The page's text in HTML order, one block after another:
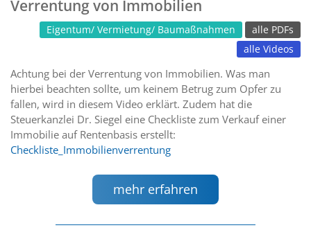
Verrentung von Immobilien
Eigentum/ Vermietung/ Baumaßnahmen
alle PDFs
alle Videos
Achtung bei der Verrentung von Immobilien. Was man
hierbei beachten sollte, um keinem Betrug zum Opfer zu
fallen, wird in diesem Video erklärt. Zudem hat die
Steuerkanzlei Dr. Siegel eine Checkliste zum Verkauf einer
Immobilie auf Rentenbasis erstellt:
Checkliste_Immobilienverrentung
mehr erfahren